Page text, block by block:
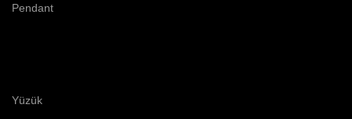
Pendant
Yüzük